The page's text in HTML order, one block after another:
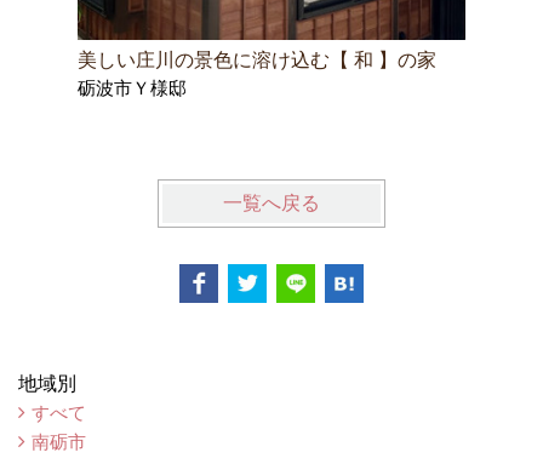
美しい庄川の景色に溶け込む【 和 】の家
砺波市Ｙ様邸
一覧へ戻る
地域別
すべて
南砺市